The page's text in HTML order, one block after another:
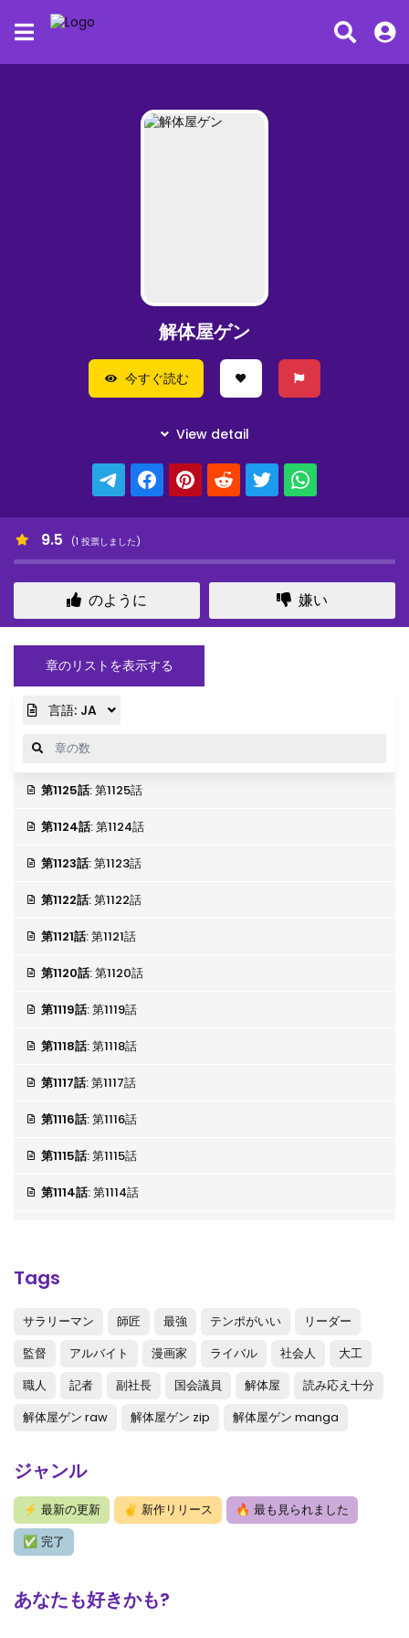
解体屋ゲン
今すぐ読む
9.5 (1 投票しました)
のように 嫌い
章のリストを表示する
言語: JA
第1125話: 第1125話
第1124話: 第1124話
第1123話: 第1123話
第1122話: 第1122話
第1121話: 第1121話
第1120話: 第1120話
第1119話: 第1119話
第1118話: 第1118話
第1117話: 第1117話
第1116話: 第1116話
第1115話: 第1115話
第1114話: 第1114話
第1109話 : 第1109話
第1108話: 第1108話
第1106話
第1105話: 第1105話
第1104話
第1103話: 第1103話
Tags
サラリーマン 師匠 最強 テンポがいい
リーダー
監督
アルバイト 漫画家 ライバル 社会人
大工
職人
記者 副社長 国会議員 解体屋
読み応え十分
解体屋ゲン raw
解体屋ゲン zip 解体屋ゲン manga
ジャンル
⚡ 最新の更新 ✌ 新作リリース 🔥 最も見られました
✅ 完了
あなたも好きかも?